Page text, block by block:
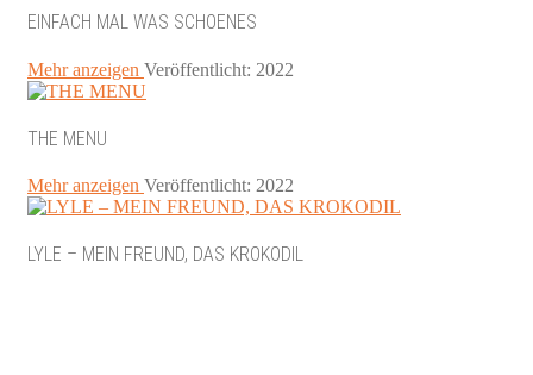
EINFACH MAL WAS SCHOENES
Mehr anzeigen Veröffentlicht: 2022
THE MENU
Mehr anzeigen Veröffentlicht: 2022
LYLE – MEIN FREUND, DAS KROKODIL